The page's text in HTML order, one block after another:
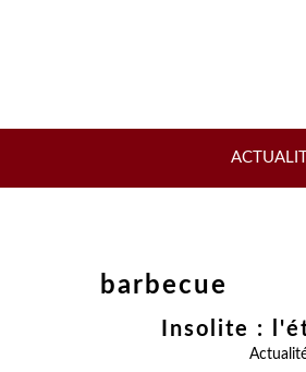
barbecue
Insolite :